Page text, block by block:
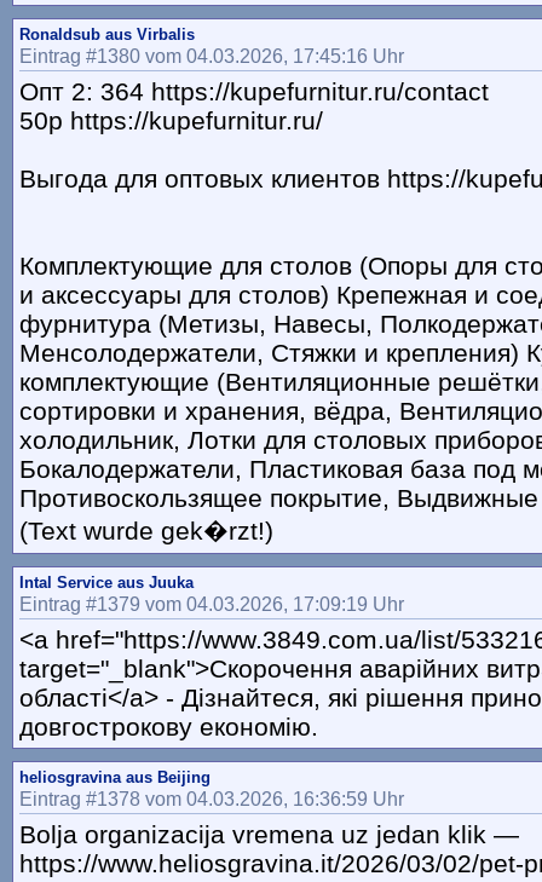
Ronaldsub aus Virbalis
Eintrag #1380 vom 04.03.2026, 17:45:16 Uhr
Опт 2: 364 https://kupefurnitur.ru/contact
50р https://kupefurnitur.ru/
Выгода для оптовых клиентов https://
Комплектующие для столов (Опоры для
и аксессуары для столов) Крепежная и
фурнитура (Метизы, Навесы,
Менсолодержатели, Стяжки и крепления)
комплектующие (Вентиляционные
сортировки и хранения, вёдра,
холодильник, Лотки для столовых
Бокалодержатели, Пластиковая база под
Противоскользящее покрытие,
(Text wurde gek�rzt!)
Intal Service aus Juuka
Eintrag #1379 vom 04.03.2026, 17:09:19 Uhr
<a href="https://www.3849.com.ua/list/
target="_blank">Скорочення аварійних
області</a> - Дізнайтеся, які рішення
довгострокову економію.
heliosgravina aus Beijing
Eintrag #1378 vom 04.03.2026, 16:36:59 Uhr
Bolja organizacija vremena uz jedan klik —
https://www.heliosgravina.it/2026/03/02/pet-